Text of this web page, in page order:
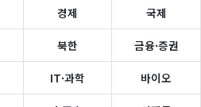
경제 국제
북한 금융·증권
IT·과학 바이오